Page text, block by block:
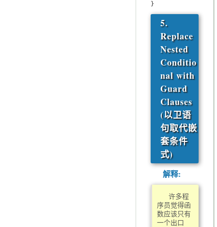
}
5.
Replace
Nested
Conditio
nal with
Guard
Clauses
(以卫语
句取代嵌
套条件
式)
解释:
许多程
序员觉得函
数应该只有
一个出口